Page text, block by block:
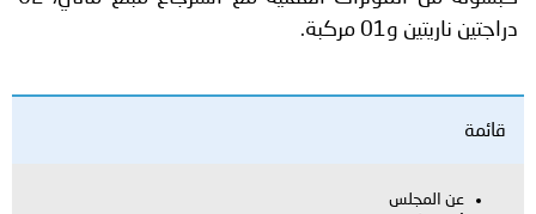
دراجتين ناريتين و01 مركبة.
قائمة
عن المجلس